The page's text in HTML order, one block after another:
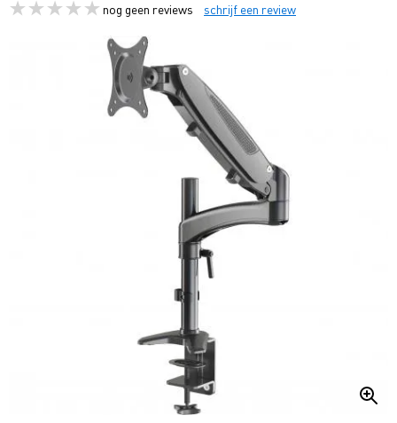
nog geen reviews schrijf een review